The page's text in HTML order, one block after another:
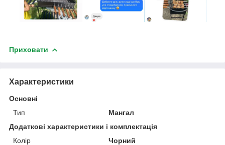
Приховати
Характеристики
Основні
Тип
Мангал
Додаткові характеристики і комплектація
Колір
Чорний